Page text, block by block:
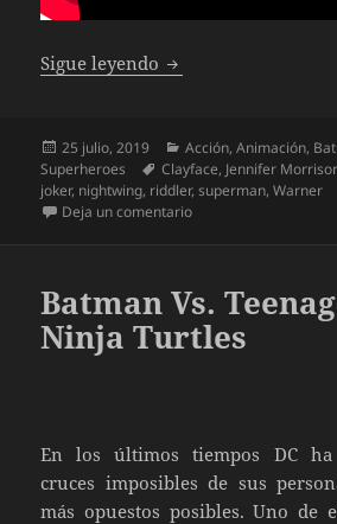
Sigue leyendo Batman Hush
Publicado
el
25 julio, 2019 Categorías
Acción,Animación,
Superheroes
Etiquetas
Clayface, Jennifer
joker, nightwing, riddler,superman,Warner
Deja un comentarioen Batman Hush
Batman Vs.
Ninja Turtles
En los últimos tiempos DC ha
cruces imposibles de sus
más opuestos posibles. Uno de